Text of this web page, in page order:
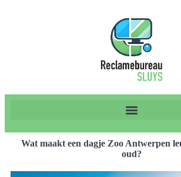
Wat maakt een dagje Zoo Antwerpen
oud?